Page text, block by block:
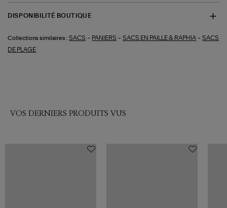
DISPONIBILITÉ BOUTIQUE
Collections similaires : SACS - PANIERS -SACS EN PAILLE & RAPHIA -SACS
DE PLAGE
VOS DERNIERS PRODUITS VUS